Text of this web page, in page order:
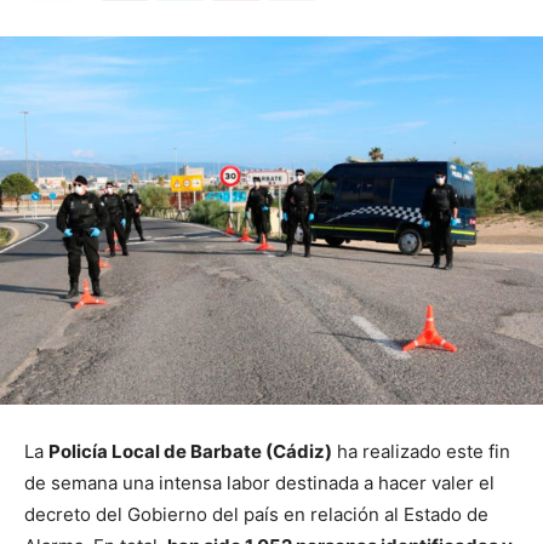
La Policía Local de Barbate (Cádiz) ha realizado este fin
de semana una intensa labor destinada a hacer valer el
decreto del Gobierno del país en relación al Estado de